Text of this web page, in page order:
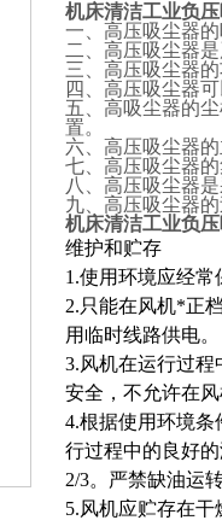
机床清洁工业负
一、高压吸尘器
二、高压吸尘器
三、高压吸尘器
四、高压吸尘器
五、高吸尘器的
置。
六、高压吸尘器
七、高压吸尘器
八、高压吸尘器
九、高压吸尘器
机床清洁工业负
维护和贮存
1.使用环境应经
2.只能在风机*正
用临时线路供电。
3.风机在运行过
安全，不允许在
4.根据使用环境
行过程中的良好
2/3。严禁缺油运
5.风机应贮存在